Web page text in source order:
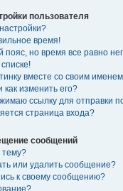
пользователя
время!
пояс, но время все равно
вместе со своим
как изменить его?
ссылку для отправки
страница входа?
сообщений
тему?
или удалить сообщение?
к своему сообщению?